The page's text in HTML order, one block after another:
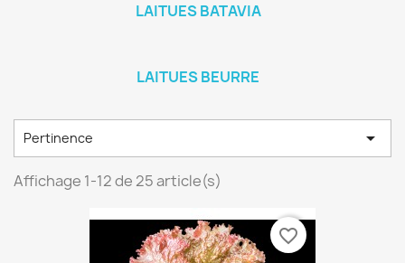
LAITUES BATAVIA
LAITUES BEURRE
Pertinence 
Affichage 1-12 de 25 article(s)
favorite_border